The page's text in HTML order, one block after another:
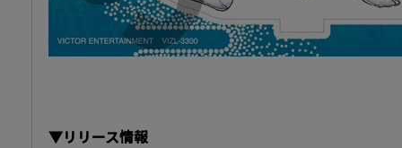
▼リリース情報